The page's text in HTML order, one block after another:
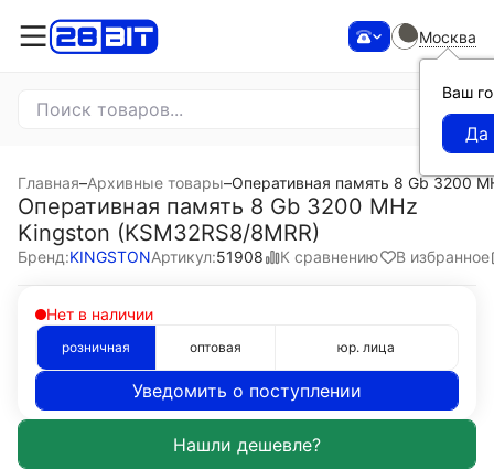
Москва
Ваш
Главная–Архивные товары–Оперативная память 8 Gb 3200
Оперативная память 8 Gb 3200 MHz
Kingston (KSM32RS8/8MRR)
Бренд:KINGSTONАртикул:51908 К сравнению В избранное
Нет в наличии
розничная оптовая юр. лица
Уведомить о поступлении